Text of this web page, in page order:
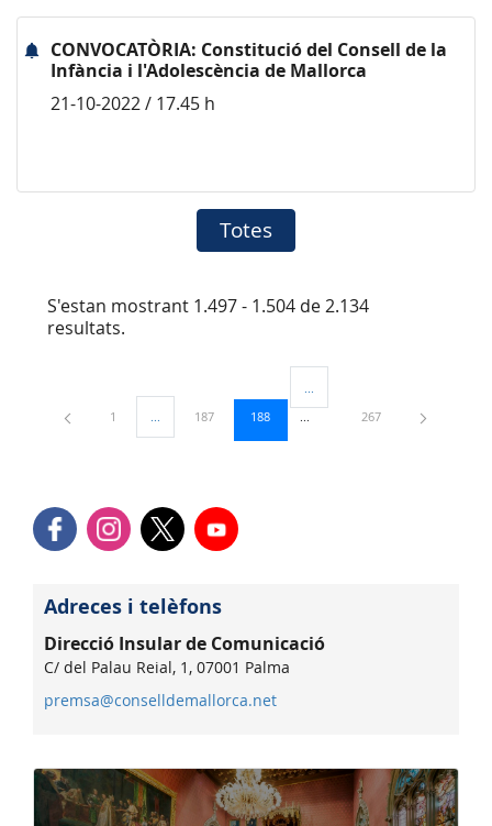
CONVOCATÒRIA: Constitució del Consell de la
Infància i l'Adolescència de Mallorca
21-10-2022 / 17.45 h
Totes
S'estan mostrant 1.497 - 1.504 de 2.134
resultats.
Pàgina
1 ...Pàgines intermèdies Utilitzeu TAB per navegar.
Pàgina
187 Pàgina
188
Pàgines intermèdies Utilitzeu
Pàgina
267
Adreces i telèfons
Direcció Insular de Comunicació
C/ del Palau Reial, 1, 07001 Palma
premsa@conselldemallorca.net